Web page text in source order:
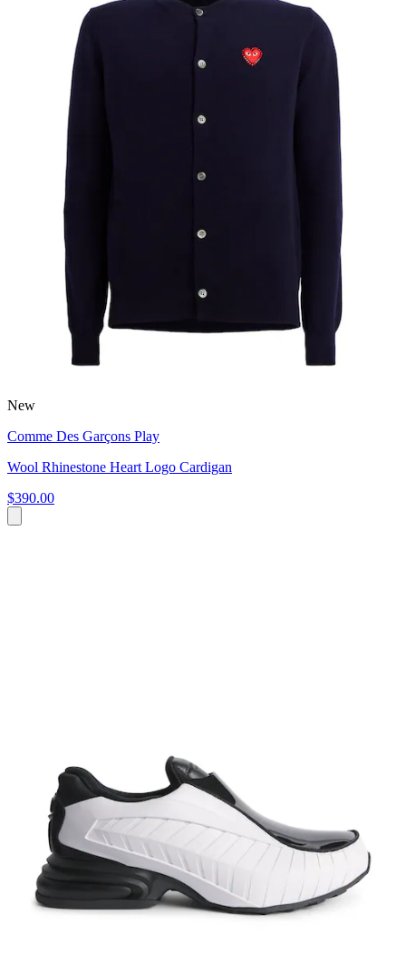
New
Comme Des Garçons Play
Wool Rhinestone Heart Logo Cardigan
$390.00